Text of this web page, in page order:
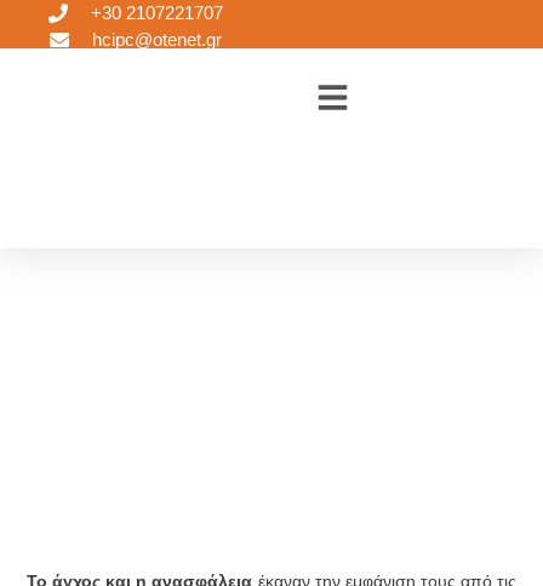
+30 2107221707
hcipc@otenet.gr
Το άγχος και η ανασφάλεια έκαναν την εμφάνιση τους από τις